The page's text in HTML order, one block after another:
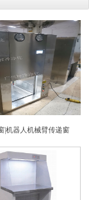
|机器人机械臂传递窗